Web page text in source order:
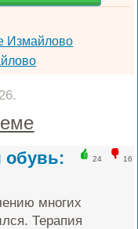
Измайлово
24 16
обувь:
многих
Терапия